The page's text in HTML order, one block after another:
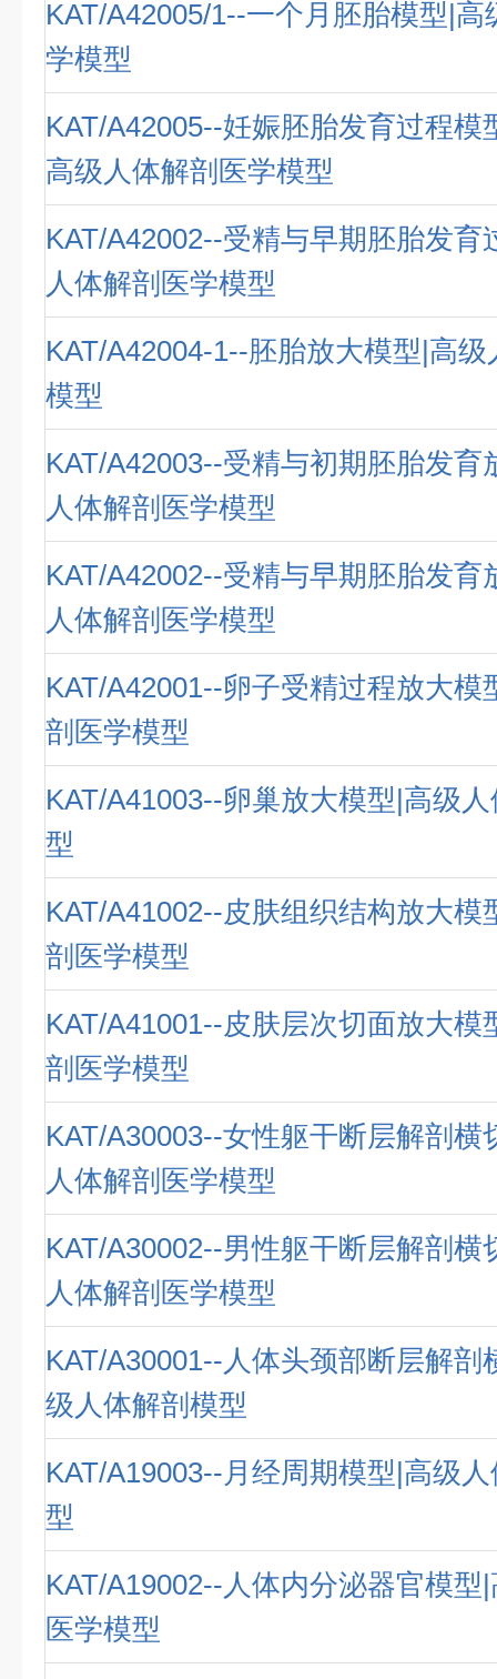
KAT/A42005/1--一个月胚胎模型|高
学模型
KAT/A42005--妊娠胚胎发育过程模
高级人体解剖医学模型
KAT/A42002--受精与早期胚胎发育
人体解剖医学模型
KAT/A42004-1--胚胎放大模型|高
模型
KAT/A42003--受精与初期胚胎发育
人体解剖医学模型
KAT/A42002--受精与早期胚胎发育
人体解剖医学模型
KAT/A42001--卵子受精过程放大模
剖医学模型
KAT/A41003--卵巢放大模型|高级
型
KAT/A41002--皮肤组织结构放大模
剖医学模型
KAT/A41001--皮肤层次切面放大模
剖医学模型
KAT/A30003--女性躯干断层解剖横
人体解剖医学模型
KAT/A30002--男性躯干断层解剖横
人体解剖医学模型
KAT/A30001--人体头颈部断层解剖
级人体解剖模型
KAT/A19003--月经周期模型|高级
型
KAT/A19002--人体内分泌器官模型
医学模型